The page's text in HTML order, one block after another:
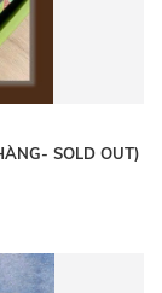
SOLD OUT)